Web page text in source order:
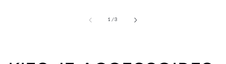
1 /van
3